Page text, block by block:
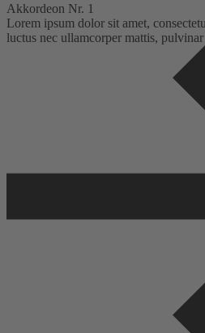
Akkordeon Nr. 1
Lorem ipsum dolor sit amet,
luctus nec ullamcorper mattis,